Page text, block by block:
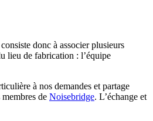
donc à associer plusieurs
lieu de fabrication : l’équipe
à nos demandes et partage
de Noisebridge. L’échange et